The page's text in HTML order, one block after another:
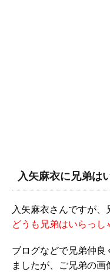
入矢麻衣に兄弟は
入矢麻衣さんですが、
どうも兄弟はいらっし
ブログなどで兄弟仲良
ましたが、ご兄弟の